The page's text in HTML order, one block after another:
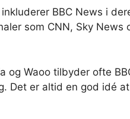
BBC News i
som CNN, Sky
og Waoo tilbyder ofte
Det er altid en god idé